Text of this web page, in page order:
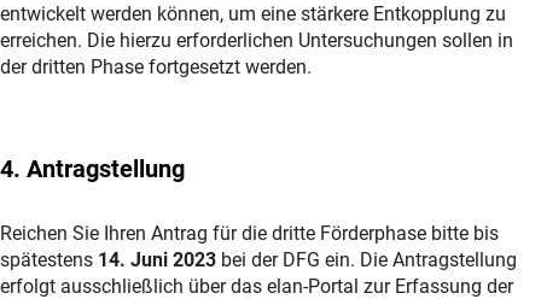
entwickelt werden können, um eine stärkere Entkopplung zu
erreichen. Die hierzu erforderlichen Untersuchungen sollen in
der dritten Phase fortgesetzt werden.
4. Antragstellung
Reichen Sie Ihren Antrag für die dritte Förderphase bitte bis
spätestens 14. Juni 2023 bei der DFG ein. Die Antragstellung
erfolgt ausschließlich über das elan-Portal zur Erfassung der